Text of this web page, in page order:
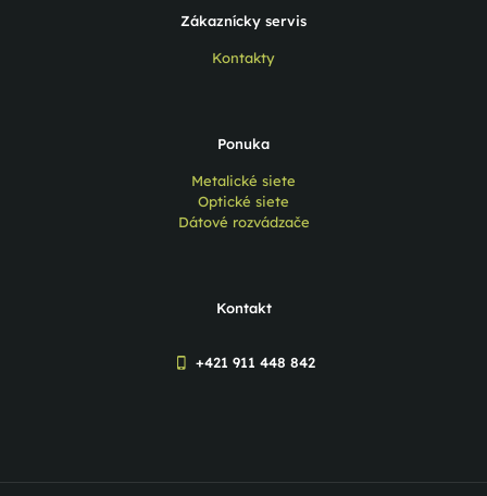
Zákaznícky servis
Kontakty
Ponuka
Metalické siete
Optické siete
Dátové rozvádzače
Kontakt
+421 911 448 842